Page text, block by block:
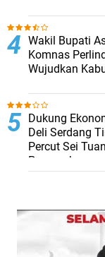
Wakil Bupati
Komnas
Wujudkan
Dukung
Deli Serdang
Percut Sei
Pengembangan